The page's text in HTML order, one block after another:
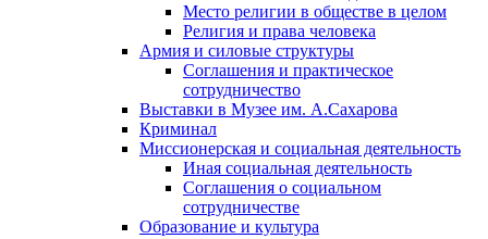
Место религии в обществе в целом
Религия и права человека
Армия и силовые структуры
Соглашения и практическое
сотрудничество
Выставки в Музее им. А.Сахарова
Криминал
Миссионерская и социальная деятельность
Иная социальная деятельность
Соглашения о социальном
сотрудничестве
Образование и культура